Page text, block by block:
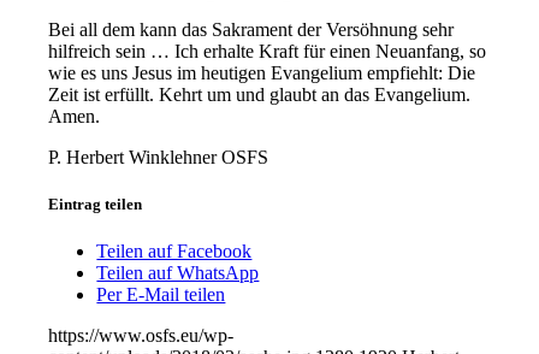
Bei all dem kann das Sakrament der Versöhnung sehr
hilfreich sein … Ich erhalte Kraft für einen Neuanfang, so
wie es uns Jesus im heutigen Evangelium empfiehlt: Die
Zeit ist erfüllt. Kehrt um und glaubt an das Evangelium.
Amen.
P. Herbert Winklehner OSFS
Eintrag teilen
Teilen auf Facebook
Teilen auf WhatsApp
Per E-Mail teilen
https://www.osfs.eu/wp-